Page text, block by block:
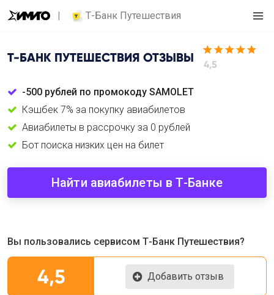
Т-Банк Путешествия
Т-БАНК ПУТЕШЕСТВИЯ ОТЗЫВЫ 4,5
-500 рублей по промокоду SAMOLET
Кэшбек 7% за покупку авиабилетов
Авиабилеты в рассрочку за 0 рублей
Бот поиска низких цен на билет
Найти авиабилеты в Т-Банке
Вы пользовались сервисом Т-Банк Путешествия?
4,5 Добавить отзыв